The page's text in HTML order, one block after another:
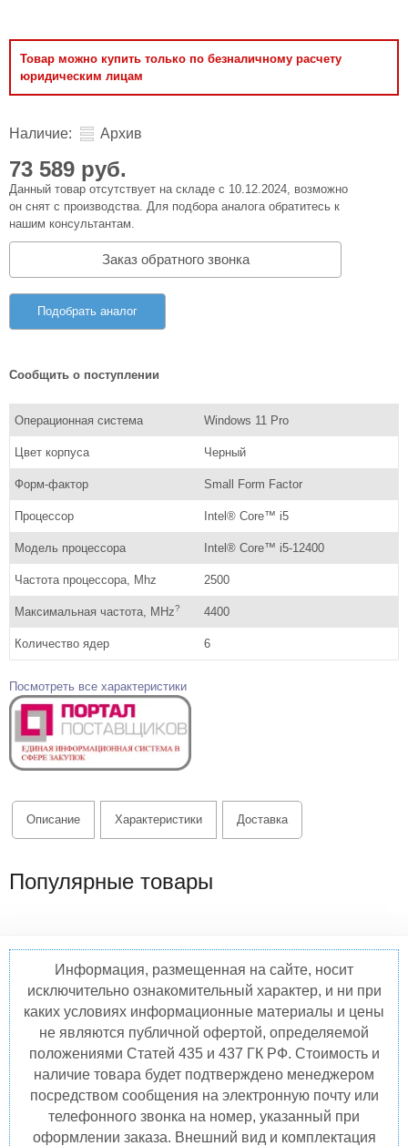
Товар можно купить только по безналичному расчету
юридическим лицам
Наличие: Архив
73 589 руб.
Данный товар отсутствует на складе с 10.12.2024, возможно
он снят с производства. Для подбора аналога обратитесь к
нашим консультантам.
Заказ обратного звонка
Подобрать аналог
Сообщить о поступлении
Операционная система Windows 11 Pro
Цвет корпуса Черный
Форм-фактор Small Form Factor
Процессор Intel® Core™ i5
Модель процессора Intel® Core™ i5-12400
Частота процессора, Mhz 2500
Максимальная частота, MHz? 4400
Количество ядер 6
Посмотреть все характеристики
Описание Характеристики Доставка
Популярные товары
Информация, размещенная на сайте, носит
исключительно ознакомительный характер, и ни при
каких условиях информационные материалы и цены
не являются публичной офертой, определяемой
положениями Статей 435 и 437 ГК РФ. Стоимость и
наличие товара будет подтверждено менеджером
посредством сообщения на электронную почту или
телефонного звонка на номер, указанный при
оформлении заказа. Внешний вид и комплектация